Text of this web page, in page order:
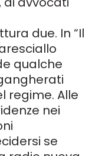
due. In “Il
qualche
regime. Alle
nei
se